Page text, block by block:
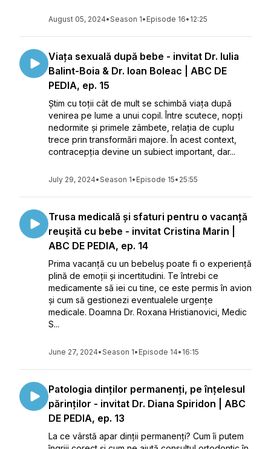
August 05, 2024•Season 1• Episode 16• 12:25
Viața sexuală după bebe - invitat Dr. Iulia
Balint-Boia & Dr. Ioan Boleac | ABC DE
PEDIA, ep. 15
Știm cu toții cât de mult se schimbă viața după
venirea pe lume a unui copil. Între scutece, nopți
nedormite și primele zâmbete, relația de cuplu
trece prin transformări majore. În acest context,
contracepția devine un subiect important, dar...
July 29, 2024•Season 1• Episode 15• 25:55
Trusa medicală și sfaturi pentru o vacanță
reușită cu bebe - invitat Cristina Marin |
ABC DE PEDIA, ep. 14
Prima vacanță cu un bebeluș poate fi o experiență
plină de emoții și incertitudini. Te întrebi ce
medicamente să iei cu tine, ce este permis în avion
și cum să gestionezi eventualele urgențe
medicale. Doamna Dr. Roxana Hristianovici, Medic
S...
June 27, 2024•Season 1• Episode 14• 16:15
Patologia dinților permanenți, pe înțelesul
părinților - invitat Dr. Diana Spiridon | ABC
DE PEDIA, ep. 13
La ce vârstă apar dinții permanenți? Cum îi putem